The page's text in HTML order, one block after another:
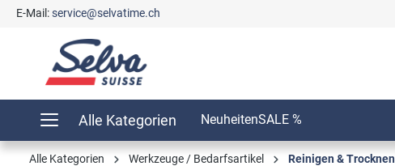
Zur Hauptnavigation springen
E-Mail:service@selvatime.ch
Alle Kategorien NeuheitenSALE %
Alle Kategorien Werkzeuge / Bedarfsartikel Reinigen & Trocknen